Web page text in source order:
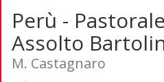
Perù -
Assolto
M. Castagnaro